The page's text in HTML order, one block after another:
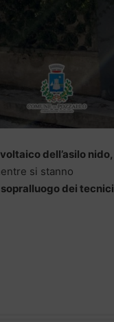
dell’asilo nido,
si stanno
sopralluogo dei tecnici